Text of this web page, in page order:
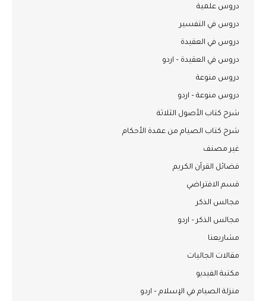
دروس علمية
دروس في التفسير
دروس في العقيدة
دروس في العقيدة – اردو
دروس منوعة
دروس منوعة – اردو
شرح كتاب الأصول الثلاثة
شرح كتاب الصيام من عمدة الأحكام
غير مصنف
فضائل القرآن الكريم
قسم الافتراضي
مجالس الذكر
مجالس الذكر – اردو
مشاريعنا
مقالات الجاليات
مكتبة الفيديو
منزلة الصيام في الإسلام – اردو